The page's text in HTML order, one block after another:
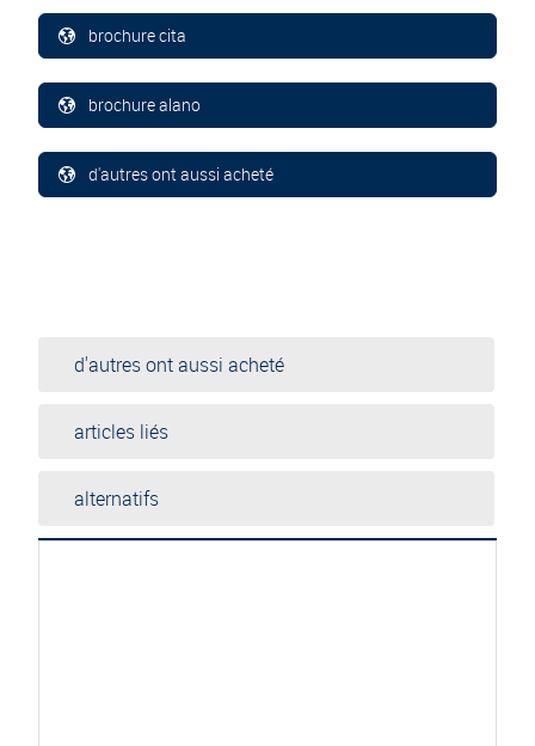
brochure cita
brochure alano
d'autres ont aussi acheté
d'autres ont aussi acheté
articles liés
alternatifs